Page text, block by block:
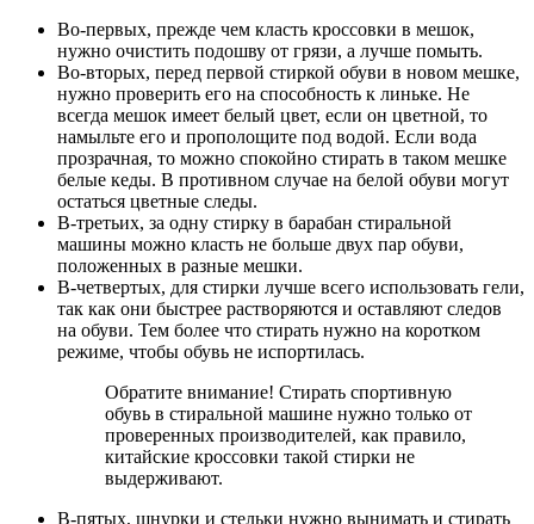
Во-первых, прежде чем класть кроссовки в мешок,
нужно очистить подошву от грязи, а лучше помыть.
Во-вторых, перед первой стиркой обуви в новом мешке,
нужно проверить его на способность к линьке. Не
всегда мешок имеет белый цвет, если он цветной, то
намыльте его и прополощите под водой. Если вода
прозрачная, то можно спокойно стирать в таком мешке
белые кеды. В противном случае на белой обуви могут
остаться цветные следы.
В-третьих, за одну стирку в барабан стиральной
машины можно класть не больше двух пар обуви,
положенных в разные мешки.
В-четвертых, для стирки лучше всего использовать гели,
так как они быстрее растворяются и оставляют следов
на обуви. Тем более что стирать нужно на коротком
режиме, чтобы обувь не испортилась.
Обратите внимание! Стирать спортивную
обувь в стиральной машине нужно только от
проверенных производителей, как правило,
китайские кроссовки такой стирки не
выдерживают.
В-пятых, шнурки и стельки нужно вынимать и стирать